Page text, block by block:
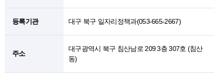
등록기관 대구 북구 일자리정책과(053-665-2667)
주소
대구광역시 북구 침산남로 209 3층 307호 (침산
동)